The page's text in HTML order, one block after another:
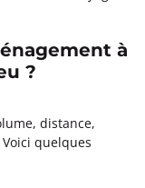
à
?
distance,
quelques